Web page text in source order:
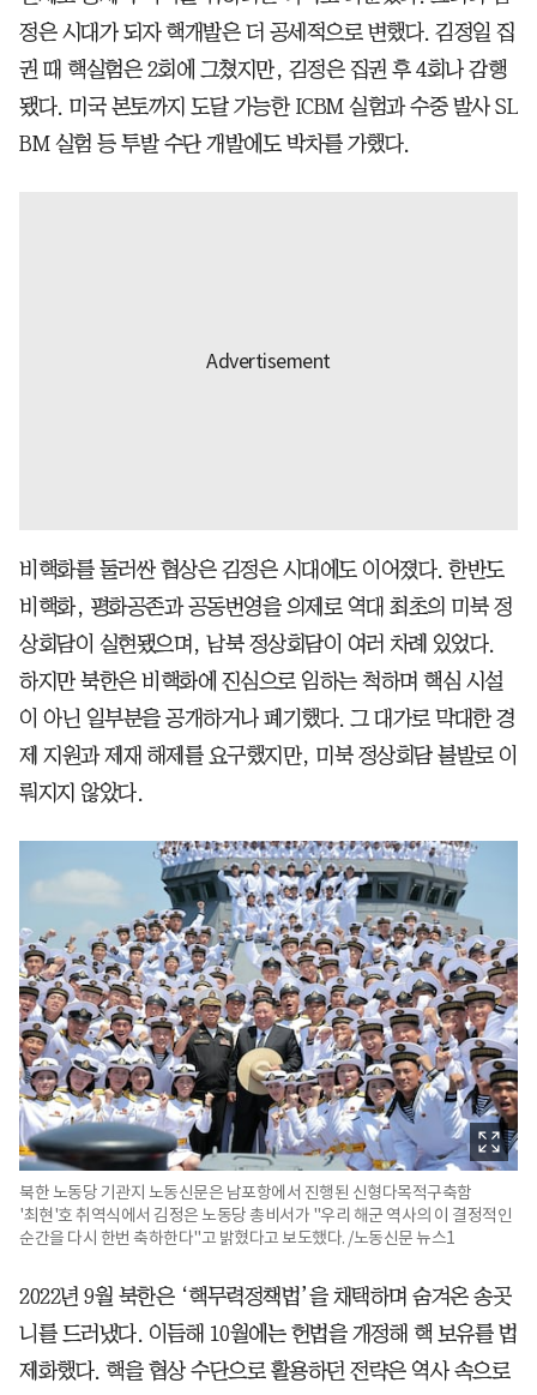
정은 시대가 되자 핵개발은 더 공세적으로 변했다. 김정일 집
권 때 핵실험은 2회에 그쳤지만, 김정은 집권 후 4회나 감행
됐다. 미국 본토까지 도달 가능한 ICBM 실험과 수중 발사 SL
BM 실험 등 투발 수단 개발에도 박차를 가했다.
비핵화를 둘러싼 협상은 김정은 시대에도 이어졌다. 한반도
비핵화, 평화공존과 공동번영을 의제로 역대 최초의 미북 정
상회담이 실현됐으며, 남북 정상회담이 여러 차례 있었다.
하지만 북한은 비핵화에 진심으로 임하는 척하며 핵심 시설
이 아닌 일부분을 공개하거나 폐기했다. 그 대가로 막대한 경
제 지원과 제재 해제를 요구했지만, 미북 정상회담 불발로 이
뤄지지 않았다.
북한 노동당 기관지 노동신문은 남포항에서 진행된 신형다목적구축함
'최현'호 취역식에서 김정은 노동당 총비서가 "우리 해군 역사의 이 결정적인
순간을 다시 한번 축하한다"고 밝혔다고 보도했다. /노동신문 뉴스1
2022년 9월 북한은 ‘핵무력정책법’을 채택하며 숨겨온 송곳
니를 드러냈다. 이듬해 10월에는 헌법을 개정해 핵 보유를 법
제화했다. 핵을 협상 수단으로 활용하던 전략은 역사 속으로